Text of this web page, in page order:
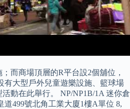
而商場頂層的R平台設2個舖位，
有大型戶外兒童遊樂設施、籃球場
動在此舉行。 NP/NP1B/1A 迷你倉
499號北角工業大廈1樓A單位 8,